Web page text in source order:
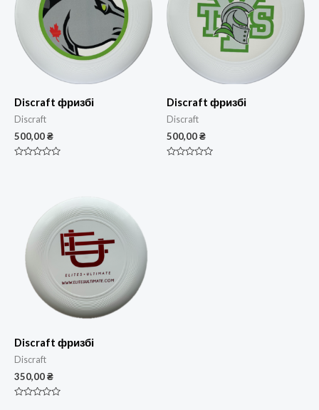
Discraft фризбі
Discraft
500,00₴
Discraft фризбі
Discraft
500,00₴
Discraft фризбі
Discraft
350,00₴